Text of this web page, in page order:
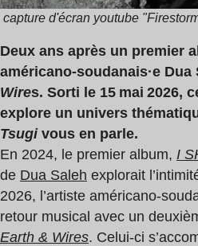
capture d'écran youtube
Deux ans après un premier
américano-soudanais·e Dua
Wires. Sorti le 15 mai 2026,
explore un univers
Tsugivous en parle.
En 2024, le premier album, I
de Dua Saleh explorait
2026, l’artiste américano-
retour musical avec un
Earth & Wires. Celui-ci